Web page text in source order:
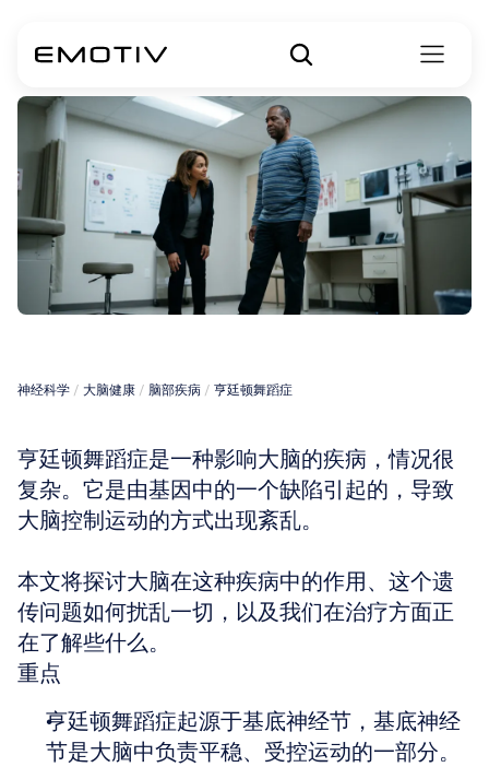
神经科学 / 大脑健康 / 脑部疾病 / 亨廷顿舞蹈症
亨廷顿舞蹈症是一种影响大脑的疾病，情况很
复杂。它是由基因中的一个缺陷引起的，导致
大脑控制运动的方式出现紊乱。
本文将探讨大脑在这种疾病中的作用、这个遗
传问题如何扰乱一切，以及我们在治疗方面正
在了解些什么。
重点
亨廷顿舞蹈症起源于基底神经节，基底神经
节是大脑中负责平稳、受控运动的一部分。